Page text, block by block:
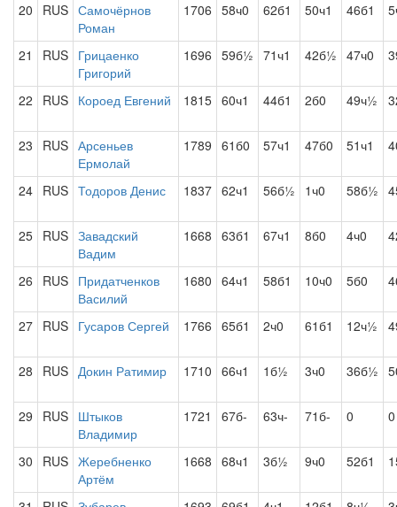
20 RUS Самочёрнов
Роман
1706 58ч0 62б1 50ч1 46б1
21 RUS Грицаенко
Григорий
1696 59б½ 71ч1 42б½ 47ч0
22 RUS Короед Евгений 1815 60ч1 44б1 2б0 49ч½
23 RUS Арсеньев
Ермолай
1789 61б0 57ч1 47б0 51ч1
24 RUS Тодоров Денис 1837 62ч1 56б½ 1ч0 58б½
25 RUS Завадский
Вадим
1668 63б1 67ч1 8б0 4ч0
26 RUS Придатченков
Василий
1680 64ч1 58б1 10ч0 5б0
27 RUS Гусаров Сергей 1766 65б1 2ч0 61б1 12ч½
28 RUS Докин Ратимир 1710 66ч1 1б½ 3ч0 36б½
29 RUS Штыков
Владимир
1721 67б- 63ч- 71б- 0 0
30 RUS Жеребненко
Артём
1668 68ч1 3б½ 9ч0 52б1